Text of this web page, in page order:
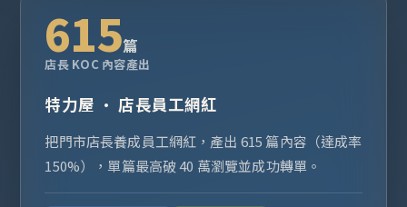
615篇
店長 KOC 內容產出
特力屋 · 店長員工網紅
把門市店長養成員工網紅，產出 615 篇內容（達成率
150%），單篇最高破 40 萬瀏覽並成功轉單。